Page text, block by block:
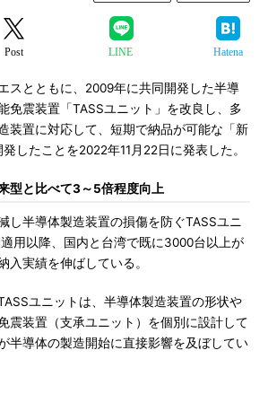
Post LINE Hatena
スとともに、2009年に共同開発した半導
免震装置「TASSユニット」を改良し、多
装置に対応して、短期で納品が可能な「新
したことを2022年11月22日に発表した。
型と比べて3～5倍程度向上
し半導体製造装置の損傷を防ぐTASSユニ
用以降、国内と台湾で既に3000台以上が
入実績を伸ばしている。
ユニットは、半導体製造装置の形状や
震装置（支承ユニット）を個別に設計して
半導体の製造開始に直接影響を及ぼしてい